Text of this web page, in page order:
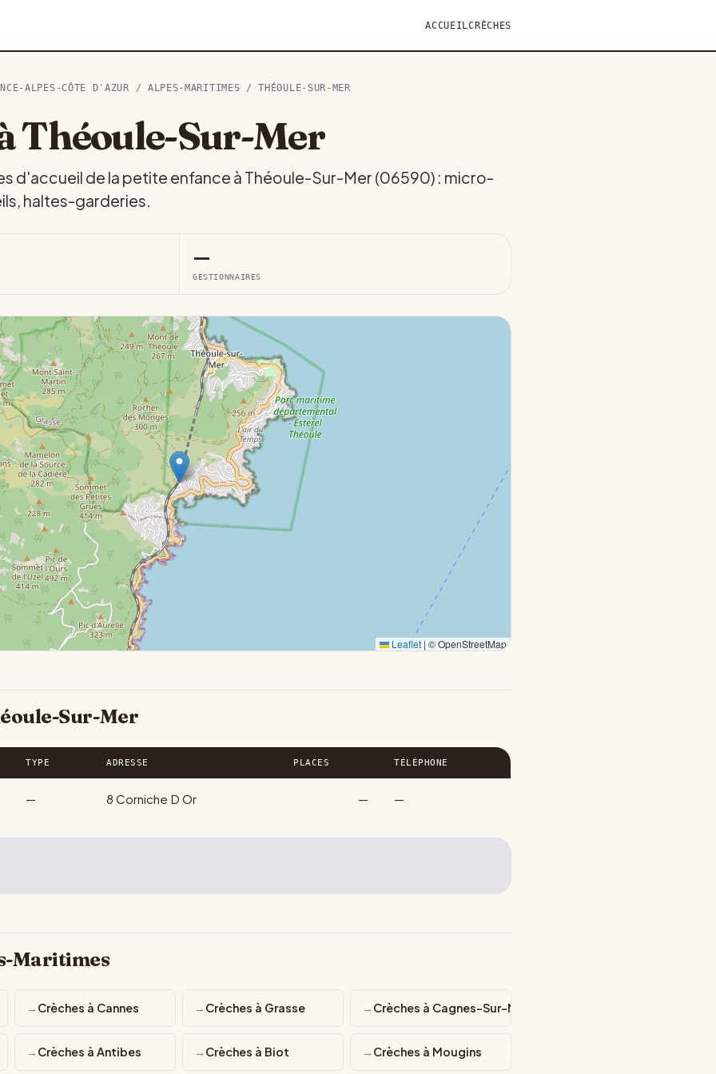
ACCUEILCRÈCHES
ALPES-CÔTE D'AZUR / ALPES-MARITIMES / THÉOULE-SUR-MER
Théoule-Sur-Mer
d'accueil de la petite enfance à Théoule-Sur-Mer (06590) : micro-
haltes-garderies.
—
GESTIONNAIRES
Leaflet | © OpenStreetMap
Sur-Mer
TYPE ADRESSE PLACES TÉLÉPHONE
— 8 Corniche D Or — —
Maritimes
Crèches à Cannes Crèches à Grasse Crèches à Cagnes-Sur-Mer
Crèches à Antibes Crèches à Biot Crèches à Mougins